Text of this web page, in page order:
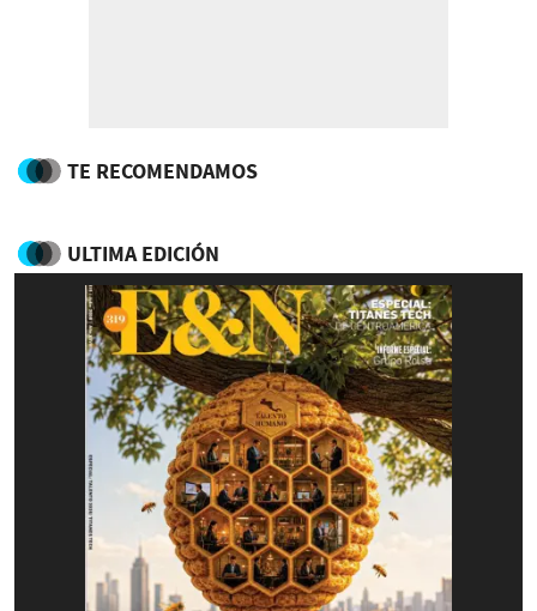
TE RECOMENDAMOS
ULTIMA EDICIÓN